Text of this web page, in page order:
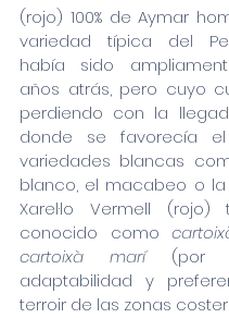
(rojo) 100% de Aymar
variedad típica del
había sido
años atrás, pero cuyo
perdiendo con la
donde se favorecía
variedades blancas
blanco, el macabeo o la
Xarel·lo Vermell (rojo)
conocido como
cartoixà marí (por
adaptabilidad y
terroir de las zonas